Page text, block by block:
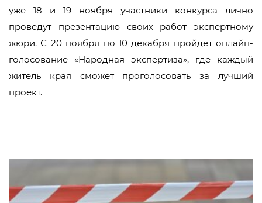
уже 18 и 19 ноября участники конкурса лично
проведут презентацию своих работ экспертному
жюри. С 20 ноября по 10 декабря пройдет онлайн-
голосование «Народная экспертиза», где каждый
житель края сможет проголосовать за лучший
проект.